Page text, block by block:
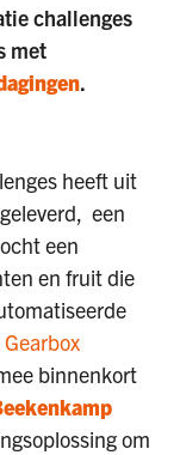
challenges
met
.
heeft uit
een
een
en fruit die
Gearbox
binnenkort
om